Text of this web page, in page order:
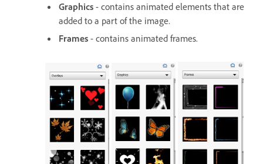
Graphics - contains animated elements that are
added to a part of the image.
Frames - contains animated frames.